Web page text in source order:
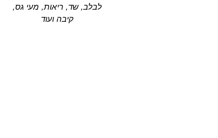
לבלב, שד, ריאות, מעי גס,
קיבה ועוד